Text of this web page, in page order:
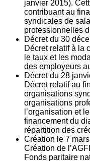
janvier 2015).
contribuant au
syndicales de
professionnelles
Décret du 30
Décret relatif à la
le taux et les
des employeurs
Décret du 28
Décret relatif au
organisations
organisations
l’organisation et
financement du
répartition des
Création le 7
Création de
Fonds paritaire